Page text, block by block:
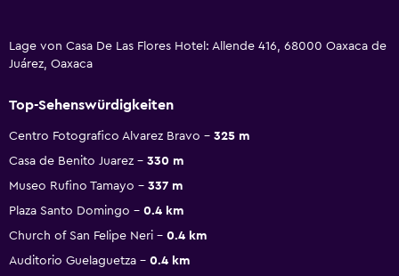
Lage von Casa De Las Flores Hotel: Allende 416, 68000 Oaxaca de
Juárez, Oaxaca
Top-Sehenswürdigkeiten
Centro Fotografico Alvarez Bravo
325 m
Casa de Benito Juarez
330 m
Museo Rufino Tamayo
337 m
Plaza Santo Domingo
0.4 km
Church of San Felipe Neri
0.4 km
Auditorio Guelaguetza
0.4 km